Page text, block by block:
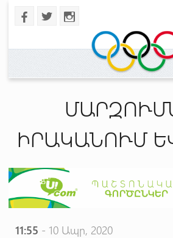
b a x
ԻՐԱԿԱՆՈՒՄ
11:55 - 10 Ապր, 2020